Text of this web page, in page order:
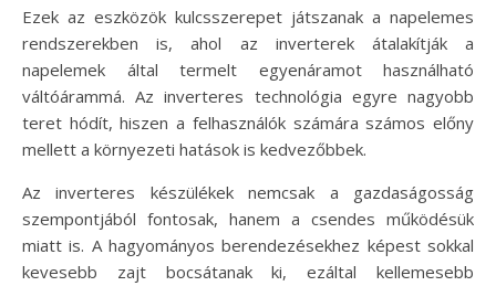
Ezek az eszközök kulcsszerepet játszanak a napelemes
rendszerekben is, ahol az inverterek átalakítják a
napelemek által termelt egyenáramot használható
váltóárammá. Az inverteres technológia egyre nagyobb
teret hódít, hiszen a felhasználók számára számos előny
mellett a környezeti hatások is kedvezőbbek.
Az inverteres készülékek nemcsak a gazdaságosság
szempontjából fontosak, hanem a csendes működésük
miatt is. A hagyományos berendezésekhez képest sokkal
kevesebb zajt bocsátanak ki, ezáltal kellemesebb